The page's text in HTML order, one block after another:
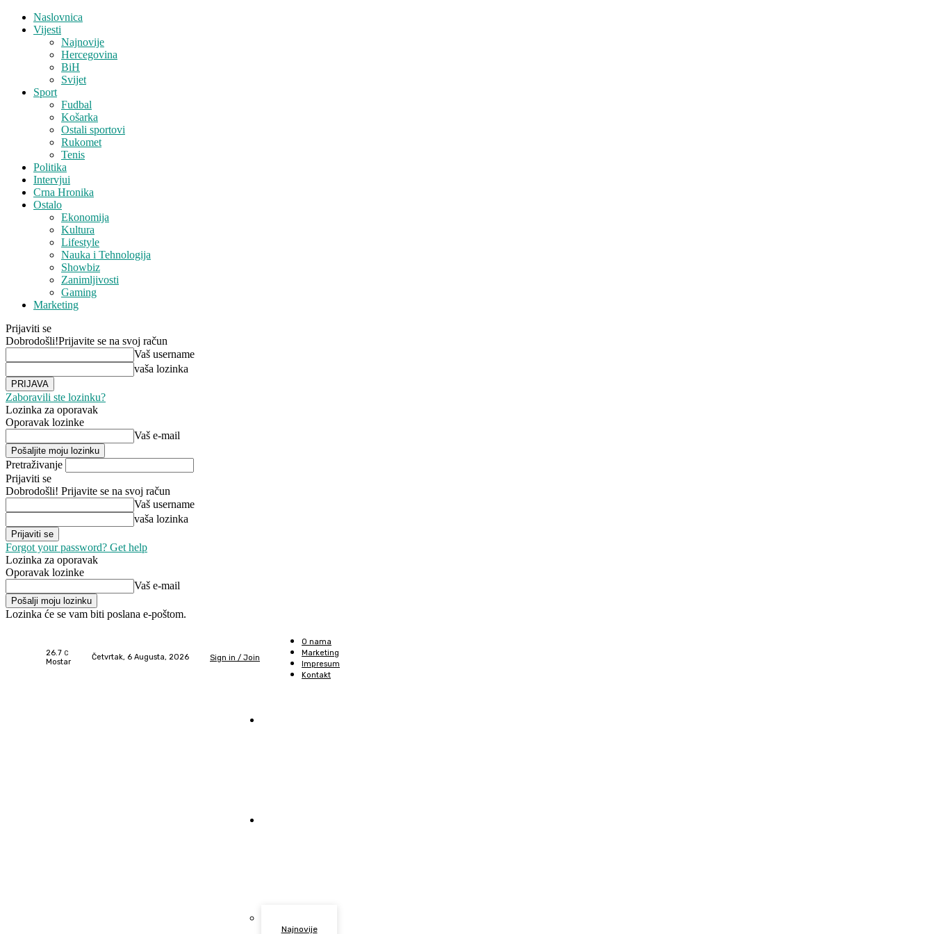
Naslovnica
Vijesti
Najnovije
Hercegovina
BiH
Svijet
Sport
Fudbal
Košarka
Ostali sportovi
Rukomet
Tenis
Politika
Intervjui
Crna Hronika
Ostalo
Ekonomija
Kultura
Lifestyle
Nauka i Tehnologija
Showbiz
Zanimljivosti
Gaming
Marketing
Prijaviti se
Dobrodošli!Prijavite se na svoj račun
Vaš username
vaša lozinka
Zaboravili ste lozinku?
Lozinka za oporavak
Oporavak lozinke
Vaš e-mail
Pretraživanje
Prijaviti se
Dobrodošli! Prijavite se na svoj račun
Vaš username
vaša lozinka
Forgot your password? Get help
Lozinka za oporavak
Oporavak lozinke
Vaš e-mail
Lozinka će se vam biti poslana e-poštom.
26.7 C
Mostar
Četvrtak, 6 Augusta, 2026 Sign in / Join
O nama
Marketing
Impresum
Kontakt
Najnovije